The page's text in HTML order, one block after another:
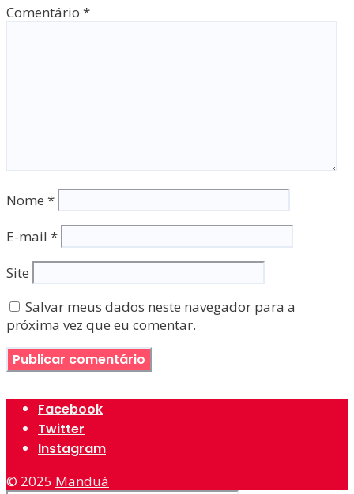
Comentário *
Nome *
E-mail *
Site
Salvar meus dados neste navegador para a
próxima vez que eu comentar.
Facebook
Twitter
Instagram
© 2025 Manduá